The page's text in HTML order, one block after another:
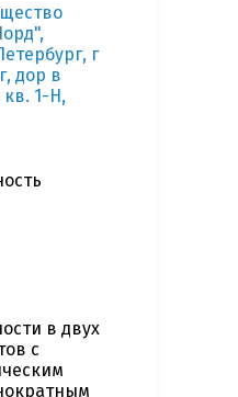
г
дор в
кв. 1-Н,
в двух
с